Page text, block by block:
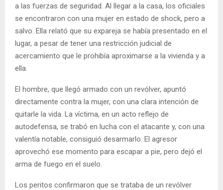
a las fuerzas de seguridad. Al llegar a la casa, los oficiales
se encontraron con una mujer en estado de shock, pero a
salvo. Ella relató que su expareja se había presentado en el
lugar, a pesar de tener una restricción judicial de
acercamiento que le prohibía aproximarse a la vivienda y a
ella.
El hombre, que llegó armado con un revólver, apuntó
directamente contra la mujer, con una clara intención de
quitarle la vida. La víctima, en un acto reflejo de
autodefensa, se trabó en lucha con el atacante y, con una
valentía notable, consiguió desarmarlo. El agresor
aprovechó ese momento para escapar a pie, pero dejó el
arma de fuego en el suelo.
Los peritos confirmaron que se trataba de un revólver